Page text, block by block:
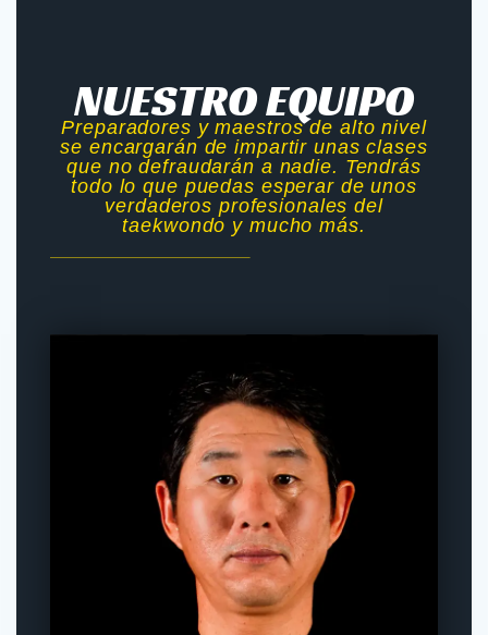
NUESTRO EQUIPO
Preparadores y maestros de alto nivel
se encargarán de impartir unas clases
que no defraudarán a nadie. Tendrás
todo lo que puedas esperar de unos
verdaderos profesionales del
taekwondo y mucho más.